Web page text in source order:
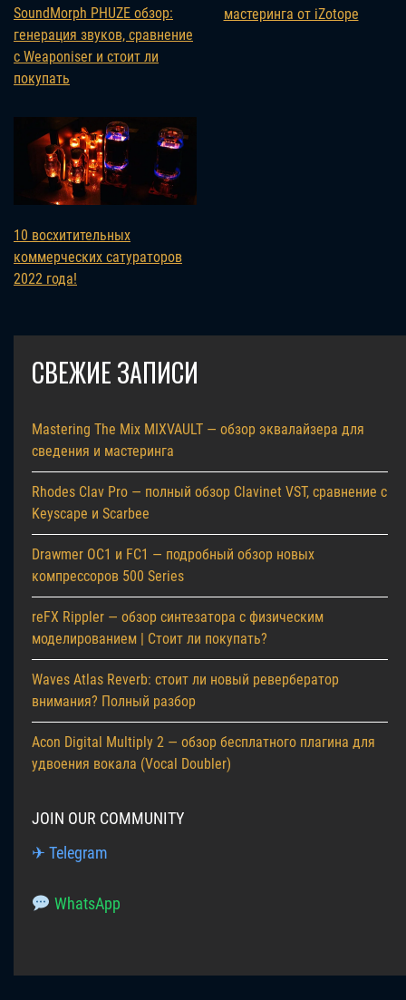
SoundMorph PHUZE обзор:
генерация звуков, сравнение
с Weaponiser и стоит ли
покупать
мастеринга от iZotope
10 восхитительных
коммерческих сатураторов
2022 года!
СВЕЖИЕ ЗАПИСИ
Mastering The Mix MIXVAULT — обзор эквалайзера для
сведения и мастеринга
Rhodes Clav Pro — полный обзор Clavinet VST, сравнение с
Keyscape и Scarbee
Drawmer OC1 и FC1 — подробный обзор новых
компрессоров 500 Series
reFX Rippler — обзор синтезатора с физическим
моделированием | Стоит ли покупать?
Waves Atlas Reverb: стоит ли новый ревербератор
внимания? Полный разбор
Acon Digital Multiply 2 — обзор бесплатного плагина для
удвоения вокала (Vocal Doubler)
JOIN OUR COMMUNITY
✈ Telegram
WhatsApp